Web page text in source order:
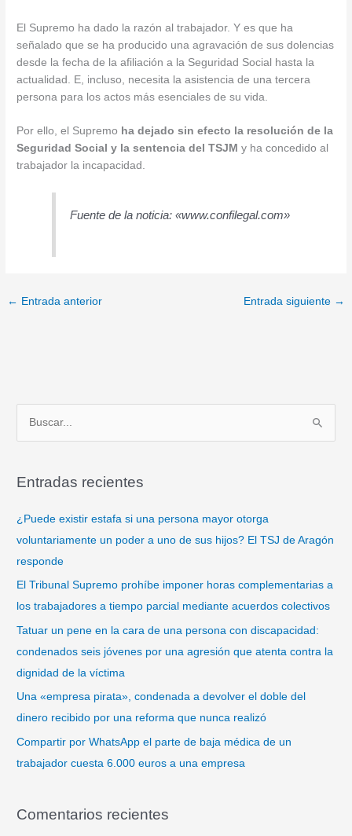
El Supremo ha dado la razón al trabajador. Y es que ha
señalado que se ha producido una agravación de sus dolencias
desde la fecha de la afiliación a la Seguridad Social hasta la
actualidad. E, incluso, necesita la asistencia de una tercera
persona para los actos más esenciales de su vida.
Por ello, el Supremo ha dejado sin efecto la resolución de la
Seguridad Social y la sentencia del TSJM y ha concedido al
trabajador la incapacidad.
Fuente de la noticia: «www.confilegal.com»
← Entrada anterior Entrada siguiente →
c
Entradas recientes
¿Puede existir estafa si una persona mayor otorga
voluntariamente un poder a uno de sus hijos? El TSJ de Aragón
responde
El Tribunal Supremo prohíbe imponer horas complementarias a
los trabajadores a tiempo parcial mediante acuerdos colectivos
Tatuar un pene en la cara de una persona con discapacidad:
condenados seis jóvenes por una agresión que atenta contra la
dignidad de la víctima
Una «empresa pirata», condenada a devolver el doble del
dinero recibido por una reforma que nunca realizó
Compartir por WhatsApp el parte de baja médica de un
trabajador cuesta 6.000 euros a una empresa
Comentarios recientes